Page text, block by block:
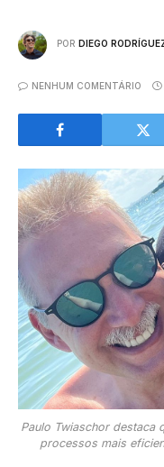
POR DIEGO
NENHUM COMENTÁRIO
Paulo Twiaschor destaca
processos mais